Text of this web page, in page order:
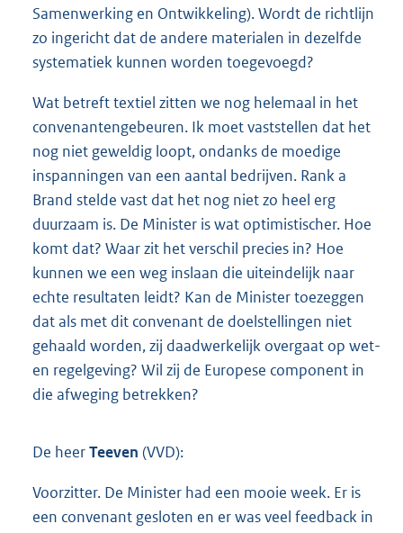
Samenwerking en Ontwikkeling). Wordt de richtlijn
zo ingericht dat de andere materialen in dezelfde
systematiek kunnen worden toegevoegd?
Wat betreft textiel zitten we nog helemaal in het
convenantengebeuren. Ik moet vaststellen dat het
nog niet geweldig loopt, ondanks de moedige
inspanningen van een aantal bedrijven. Rank a
Brand stelde vast dat het nog niet zo heel erg
duurzaam is. De Minister is wat optimistischer. Hoe
komt dat? Waar zit het verschil precies in? Hoe
kunnen we een weg inslaan die uiteindelijk naar
echte resultaten leidt? Kan de Minister toezeggen
dat als met dit convenant de doelstellingen niet
gehaald worden, zij daadwerkelijk overgaat op wet-
en regelgeving? Wil zij de Europese component in
die afweging betrekken?
De heerTeeven (VVD):
Voorzitter. De Minister had een mooie week. Er is
een convenant gesloten en er was veel feedback in